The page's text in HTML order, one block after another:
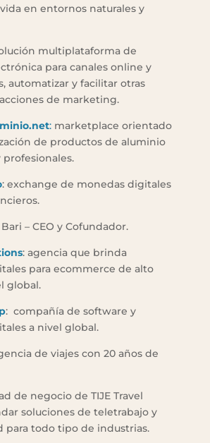
en entornos naturales y
multiplataforma de
para canales online y
automatizar y facilitar otras
de marketing.
:marketplace orientado
de productos de aluminio
profesionales.
: exchange de monedas digitales
– CEO y Cofundador.
: agencia que brinda
para ecommerce de alto
global.
: compañía de software y
a nivel global.
de viajes con 20 años de
de negocio de TIJE Travel
soluciones de teletrabajo y
para todo tipo de industrias.